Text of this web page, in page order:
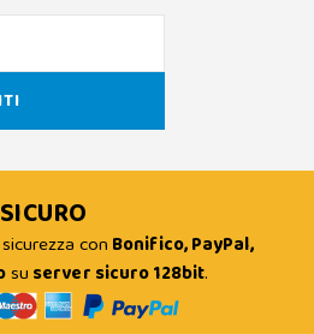
con Bonifico, PayPal,
su server sicuro 128bit.